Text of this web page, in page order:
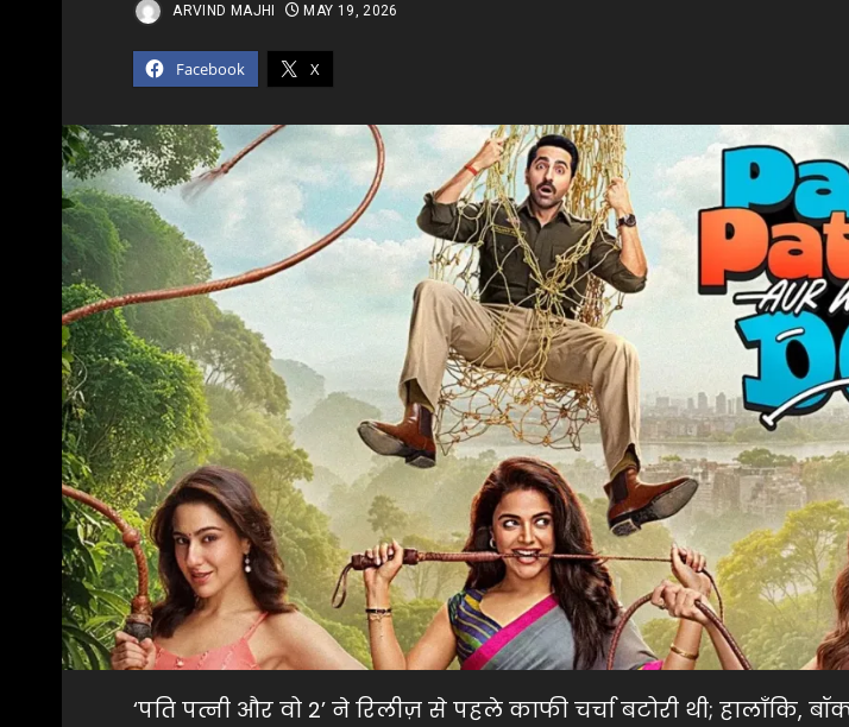
Facebook X
ARVIND MAJHI MAY 19, 2026
‘पति पत्नी और वो 2’ ने रिलीज़ से पहले काफी चर्चा बटोरी थी; हालाँकि,